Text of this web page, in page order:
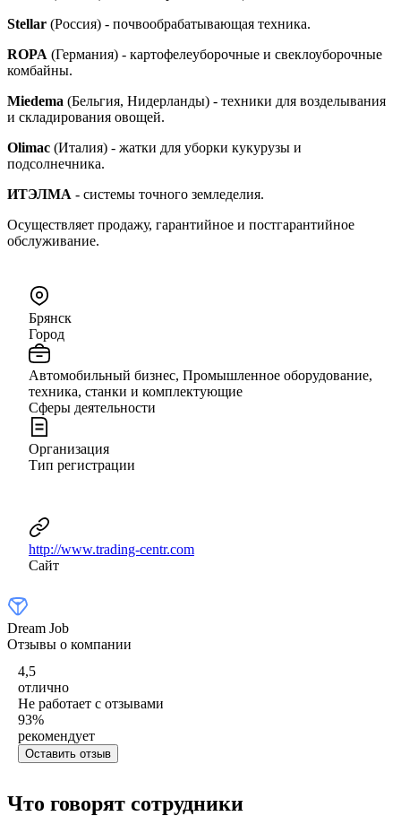
Stellar (Россия) - почвообрабатывающая техника.
ROPA (Германия) - картофелеуборочные и свеклоуборочные
комбайны.
Miedema (Бельгия, Нидерланды) - техники для возделывания
и складирования овощей.
Olimac (Италия) - жатки для уборки кукурузы и
подсолнечника.
ИТЭЛМА - системы точного земледелия.
Осуществляет продажу, гарантийное и постгарантийное
обслуживание.
Брянск
Город
Автомобильный бизнес, Промышленное оборудование,
техника, станки и комплектующие
Сферы деятельности
Организация
Тип регистрации
http://www.trading-centr.com
Сайт
Dream Job
Отзывы о компании
4,5
отлично
Не работает с отзывами
93%
рекомендует
Оставить отзыв
Что говорят сотрудники